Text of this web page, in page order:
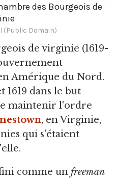
des Bourgeois de
(Public Domain)
de virginie (1619-
Amérique du Nord.
dans le but
maintenir l'ordre
, en Virginie,
qui s'étaient
comme un freeman